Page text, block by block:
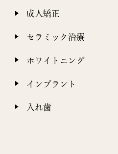
成人矯正
セラミック治療
ホワイトニング
インプラント
入れ歯